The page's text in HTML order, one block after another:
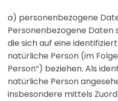
a) personenbezogene
Personenbezogene Daten
die sich auf eine
natürliche Person (im
Person“) beziehen. Als
natürliche Person
insbesondere mittels